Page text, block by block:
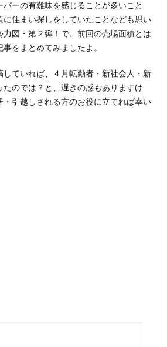
ーの有難味を感じることが多いこと
に住まい探しをしていたことなども思い
力図・第２弾！で、前回の売場面積とは
をまとめてみましたよ。
ていれば、４月転勤者・新社会人・新
たのでは？と、遅きの感もありますけ
・引越しされる方のお役に立てれば幸い